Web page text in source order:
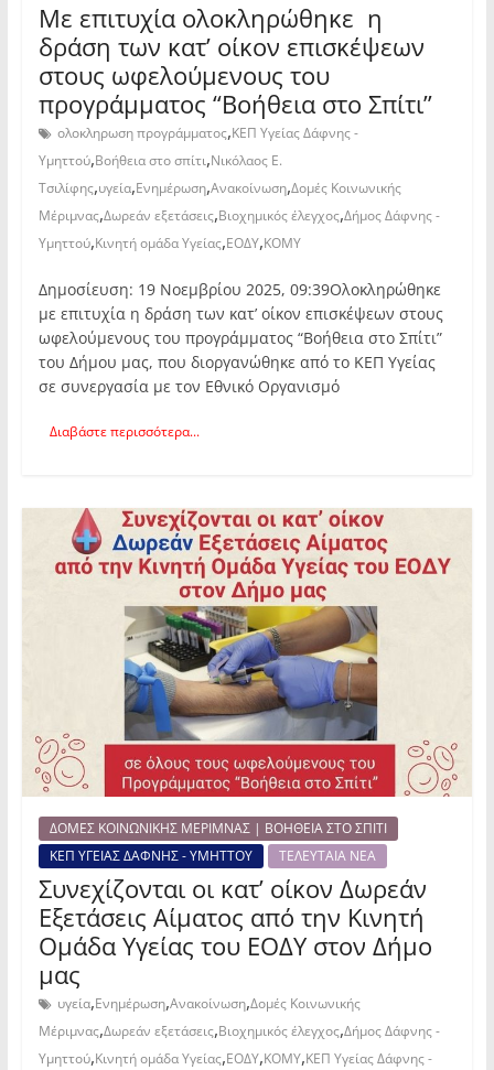
Με επιτυχία ολοκληρώθηκε η
δράση των κατ’ οίκον επισκέψεων
στους ωφελούμενους του
προγράμματος “Βοήθεια στο Σπίτι”
ολοκληρωση προγράμματος,ΚΕΠ Υγείας Δάφνης -
Υμηττού,Βοήθεια στο σπίτι,Νικόλαος Ε.
Τσιλίφης,υγεία,Ενημέρωση,Ανακοίνωση,Δομές Κοινωνικής
Μέριμνας,Δωρεάν εξετάσεις,Βιοχημικός έλεγχος,Δήμος Δάφνης -
Υμηττού,Κινητή ομάδα Υγείας,ΕΟΔΥ,ΚΟΜΥ
Δημοσίευση: 19 Νοεμβρίου 2025, 09:39Ολοκληρώθηκε
με επιτυχία η δράση των κατ’ οίκον επισκέψεων στους
ωφελούμενους του προγράμματος “Βοήθεια στο Σπίτι”
του Δήμου μας, που διοργανώθηκε από το ΚΕΠ Υγείας
σε συνεργασία με τον Εθνικό Οργανισμό
Διαβάστε περισσότερα...
ΔΟΜΕΣ ΚΟΙΝΩΝΙΚΗΣ ΜΕΡΙΜΝΑΣ | ΒΟΗΘΕΙΑ ΣΤΟ ΣΠΙΤΙ
ΚΕΠ ΥΓΕΙΑΣ ΔΑΦΝΗΣ - ΥΜΗΤΤΟΥ
ΤΕΛΕΥΤΑΙΑ ΝΕΑ
Συνεχίζονται οι κατ’ οίκον Δωρεάν
Εξετάσεις Αίματος από την Κινητή
Ομάδα Υγείας του ΕΟΔΥ στον Δήμο
μας
υγεία,Ενημέρωση,Ανακοίνωση,Δομές Κοινωνικής
Μέριμνας,Δωρεάν εξετάσεις,Βιοχημικός έλεγχος,Δήμος Δάφνης -
Υμηττού,Κινητή ομάδα Υγείας,ΕΟΔΥ,ΚΟΜΥ,ΚΕΠ Υγείας Δάφνης -